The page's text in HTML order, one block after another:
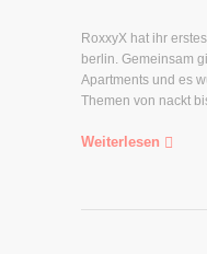
RoxxyX hat ihr
berlin. Gemeinsam
Apartments und es
Themen von nackt
Weiterlesen